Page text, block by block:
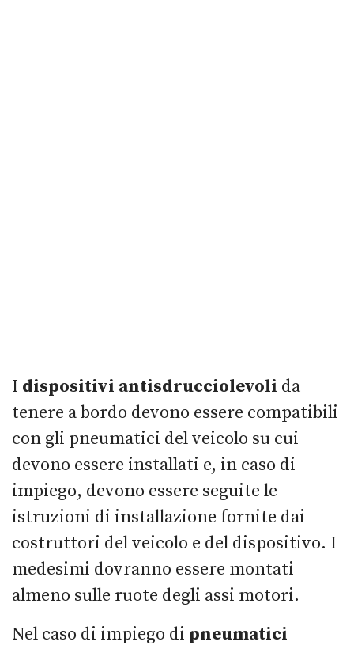
I dispositivi antisdrucciolevoli da
tenere a bordo devono essere compatibili
con gli pneumatici del veicolo su cui
devono essere installati e, in caso di
impiego, devono essere seguite le
istruzioni di installazione fornite dai
costruttori del veicolo e del dispositivo. I
medesimi dovranno essere montati
almeno sulle ruote degli assi motori.
Nel caso di impiego di pneumatici